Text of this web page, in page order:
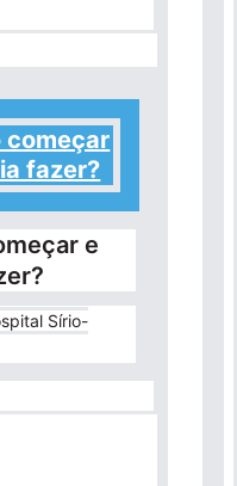
começar
fazer?
e
Sírio-